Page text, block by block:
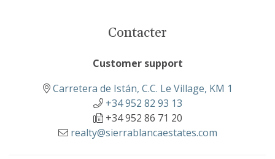
Contacter
Customer support
Carretera de Istán, C.C. Le Village, KM 1
+34 952 82 93 13
+34 952 86 71 20
realty@sierrablancaestates.com